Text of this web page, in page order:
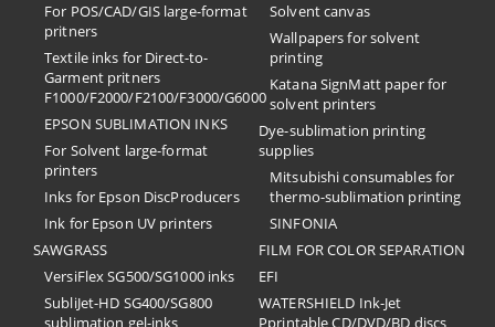
For POS/CAD/GIS large-format
pritners
Textile inks for Direct-to-
Garment pritners
F1000/F2000/F2100/F3000/G6000
EPSON SUBLIMATION INKS
For Solvent large-format
printers
Inks for Epson DiscProducers
Ink for Epson UV printers
SAWGRASS
VersiFlex SG500/SG1000 inks
SubliJet-HD SG400/SG800
sublimation gel-inks
Solvent canvas
Wallpapers for solvent
printing
Katana SignMatt paper for
solvent printers
Dye-sublimation printing
supplies
Mitsubishi consumables for
thermo-sublimation printing
SINFONIA
FILM FOR COLOR SEPARATION
EFI
​WATERSHIELD Ink-Jet
Pprintable CD/DVD/BD discs